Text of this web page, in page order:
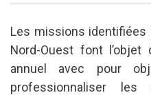
Les missions identifiées
Nord-Ouest font l’objet
annuel avec pour
professionnaliser